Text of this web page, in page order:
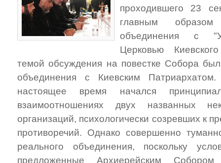
проходившего 23
главным образом
объединения с
Церковью
темой обсуждения на повестке Собора
объединения с Киевским
настоящее время начался
взаимоотношениях двух названных
организаций, психологически созревших к
противоречий. Однако совершенно
реального объединения, поскольку
предложенные Архиерейским